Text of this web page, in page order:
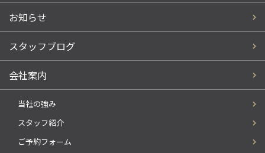
お知らせ
スタッフブログ
会社案内
当社の強み
スタッフ紹介
ご予約フォーム